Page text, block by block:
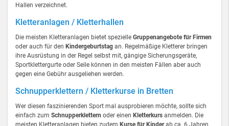
Hallen verzeichnet.
Kletteranlagen / Kletterhallen
Die meisten Kletteranlagen bietet spezielle Gruppenangebote für Firmen
oder auch für den Kindergeburtstag an. Regelmäßige Kletterer bringen
ihre Ausrüstung in der Regel selbst mit, gängige Sicherungsgeräte,
Sportklettergurte oder Seile können in den meisten Fällen aber auch
gegen eine Gebühr ausgeliehen werden.
Schnupperklettern / Kletterkurse in Bretten
Wer diesen faszinierenden Sport mal ausprobieren möchte, sollte sich
einfach zum Schnupperklettern oder einen Kletterkurs anmelden. Die
meisten Kletteranlagen bieten zudem Kurse für Kinderab ca. 6 Jahren